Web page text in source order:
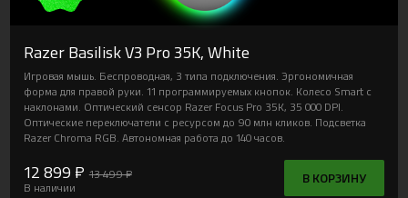
Razer Basilisk V3 Pro 35K, White
Игровая мышь. Беспроводная, 3 типа подключения. Эргономичная
форма для правой руки. 11 программируемых кнопок. Колесо Smart с
наклонами. Оптический сенсор Razer Focus Pro 35K, 35 000 DPI.
Оптические переключатели с ресурсом до 90 млн кликов. Подсветка
Razer Chroma RGB. Автономная работа до 140 часов.
12 899 ₽ 13 499 ₽
В наличии
В КОРЗИНУ